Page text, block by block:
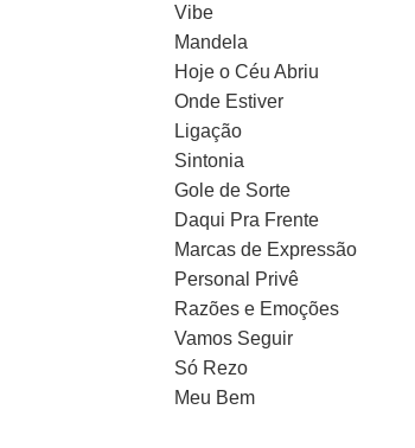
Vibe
Mandela
Hoje o Céu Abriu
Onde Estiver
Ligação
Sintonia
Gole de Sorte
Daqui Pra Frente
Marcas de Expressão
Personal Privê
Razões e Emoções
Vamos Seguir
Só Rezo
Meu Bem